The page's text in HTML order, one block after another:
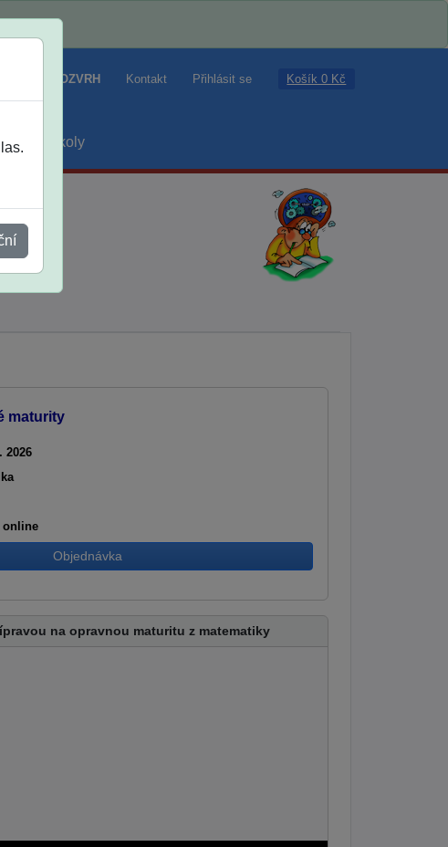
ROZVRH Kontakt Přihlásit se Košík 0 Kč
školy
maturity
2026
online
Objednávka
na opravnou maturitu z matematiky